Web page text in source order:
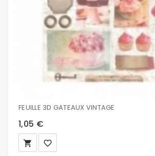
FEUILLE 3D GATEAUX VINTAGE
1,05 €
local_grocery_store favorite_border